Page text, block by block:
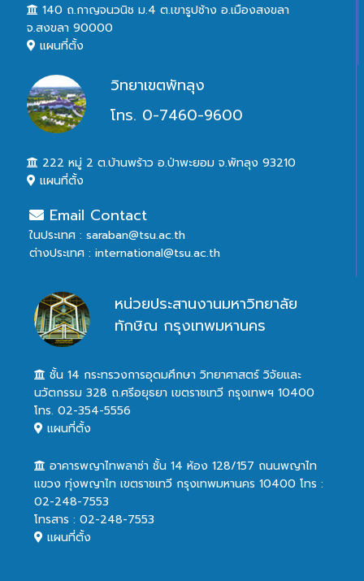
140 ถ.กาญจนวนิช ม.4 ต.เขารูปช้าง อ.เมืองสงขลา
จ.สงขลา 90000
แผนที่ตั้ง
วิทยาเขตพัทลุง
โทร. 0-7460-9600
222 หมู่ 2 ต.บ้านพร้าว อ.ป่าพะยอม จ.พัทลุง 93210
แผนที่ตั้ง
Email Contact
ในประเทศ : saraban@tsu.ac.th
ต่างประเทศ : international@tsu.ac.th
หน่วยประสานงานมหาวิทยาลัย
ทักษิณ กรุงเทพมหานคร
ชั้น 14 กระทรวงการอุดมศึกษา วิทยาศาสตร์ วิจัยและ
นวัตกรรม 328 ถ.ศรีอยุธยา เขตราชเทวี กรุงเทพฯ 10400
โทร. 02-354-5556
แผนที่ตั้ง
อาคารพญาไทพลาซ่า ชั้น 14 ห้อง 128/157 ถนนพญาไท
แขวง ทุ่งพญาไท เขตราชเทวี กรุงเทพมหานคร 10400 โทร :
02-248-7553
โทรสาร : 02-248-7553
แผนที่ตั้ง